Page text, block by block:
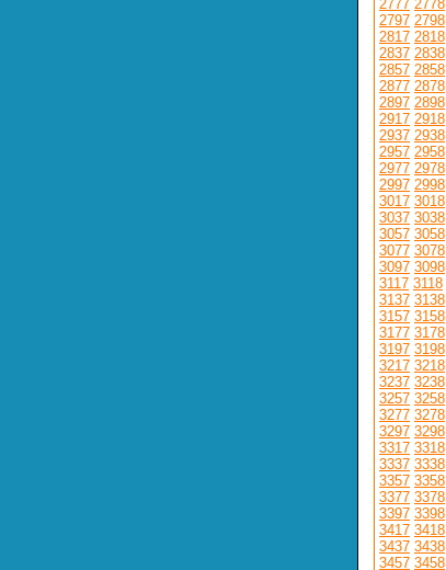
2777 2778
2797 2798
2817 2818
2837 2838
2857 2858
2877 2878
2897 2898
2917 2918
2937 2938
2957 2958
2977 2978
2997 2998
3017 3018
3037 3038
3057 3058
3077 3078
3097 3098
3117 3118
3137 3138
3157 3158
3177 3178
3197 3198
3217 3218
3237 3238
3257 3258
3277 3278
3297 3298
3317 3318
3337 3338
3357 3358
3377 3378
3397 3398
3417 3418
3437 3438
3457 3458